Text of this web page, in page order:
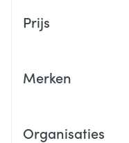
Prijs
Merken
Organisaties